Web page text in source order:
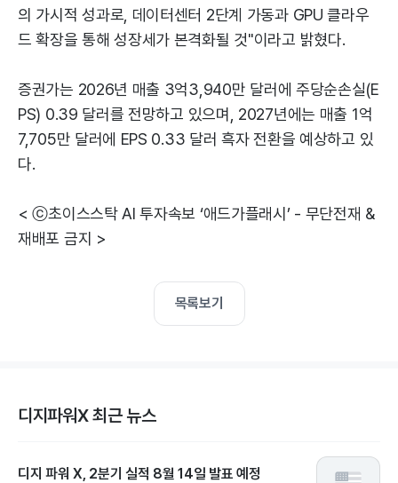
의 가시적 성과로, 데이터센터 2단계 가동과 GPU 클라우
드 확장을 통해 성장세가 본격화될 것"이라고 밝혔다.
증권가는 2026년 매출 3억3,940만 달러에 주당순손실(E
PS) 0.39 달러를 전망하고 있으며, 2027년에는 매출 1억
7,705만 달러에 EPS 0.33 달러 흑자 전환을 예상하고 있
다.
< ⓒ초이스스탁 AI 투자속보 ‘애드가플래시’ - 무단전재 &
재배포 금지 >
목록보기
디지파워X 최근 뉴스
디지 파워 X, 2분기 실적 8월 14일 발표 예정